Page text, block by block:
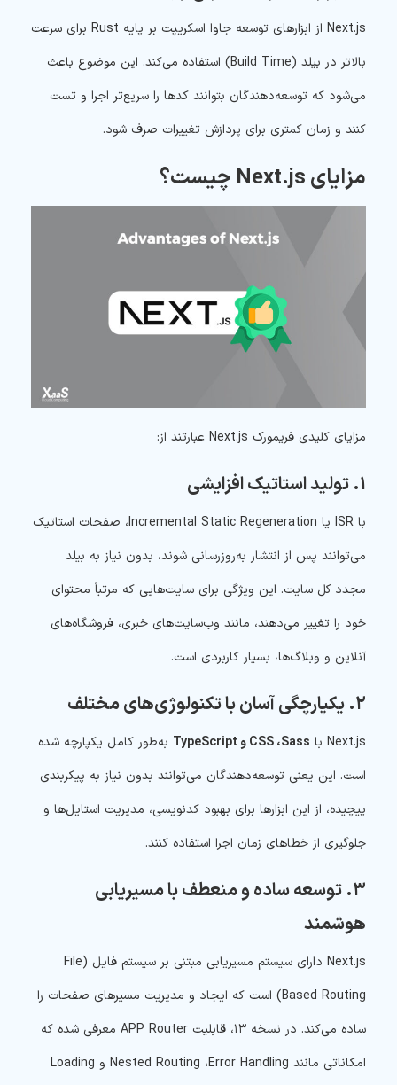
Next.js از ابزارهای توسعه جاوا اسکریپت بر پایه Rust برای سرعت
بالاتر در بیلد (Build Time) استفاده می‌کند. این موضوع باعث
می‌شود که توسعه‌دهندگان بتوانند کدها را سریع‌تر اجرا و تست
کنند و زمان کمتری برای پردازش تغییرات صرف شود.
مزایای Next.js چیست؟
مزایای کلیدی فریمورک Next.js عبارتند از:
۱. تولید استاتیک افزایشی
با ISR یا Incremental Static Regeneration، صفحات استاتیک
می‌توانند پس از انتشار به‌روزرسانی شوند، بدون نیاز به بیلد
مجدد کل سایت. این ویژگی برای سایت‌هایی که مرتباً محتوای
خود را تغییر می‌دهند، مانند وب‌سایت‌های خبری، فروشگاه‌های
آنلاین و وبلاگ‌ها، بسیار کاربردی است.
۲. یکپارچگی آسان با تکنولوژی‌های مختلف
Next.js با CSS ،Sass و TypeScript
به‌طور کامل یکپارچه شده
است. این یعنی توسعه‌دهندگان می‌توانند بدون نیاز به پیکربندی
پیچیده، از این ابزارها برای بهبود کدنویسی، مدیریت استایل‌ها و
جلوگیری از خطاهای زمان اجرا استفاده کنند.
۳. توسعه ساده و منعطف با مسیریابی
هوشمند
Next.js دارای سیستم مسیریابی مبتنی بر سیستم فایل (File
Based Routing) است که ایجاد و مدیریت مسیرهای صفحات را
ساده می‌کند. در نسخه ۱۳، قابلیت APP Router معرفی شده که
امکاناتی مانند Nested Routing ،Error Handling و Loading